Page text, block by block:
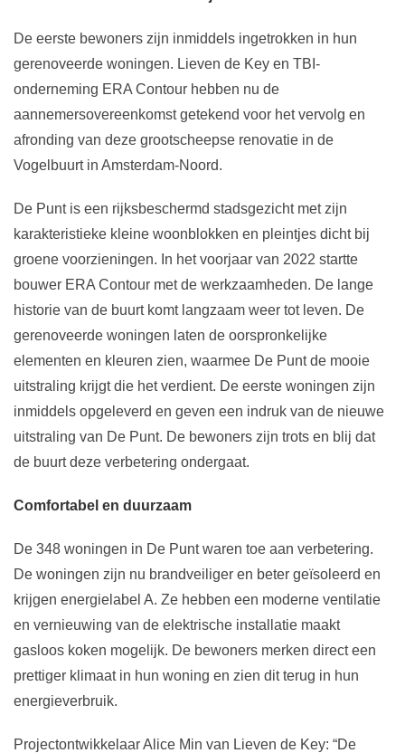
De eerste bewoners zijn inmiddels ingetrokken in hun
gerenoveerde woningen. Lieven de Key en TBI-
onderneming ERA Contour hebben nu de
aannemersovereenkomst getekend voor het vervolg en
afronding van deze grootscheepse renovatie in de
Vogelbuurt in Amsterdam-Noord.
De Punt is een rijksbeschermd stadsgezicht met zijn
karakteristieke kleine woonblokken en pleintjes dicht bij
groene voorzieningen. In het voorjaar van 2022 startte
bouwer ERA Contour met de werkzaamheden. De lange
historie van de buurt komt langzaam weer tot leven. De
gerenoveerde woningen laten de oorspronkelijke
elementen en kleuren zien, waarmee De Punt de mooie
uitstraling krijgt die het verdient. De eerste woningen zijn
inmiddels opgeleverd en geven een indruk van de nieuwe
uitstraling van De Punt. De bewoners zijn trots en blij dat
de buurt deze verbetering ondergaat.
Comfortabel en duurzaam
De 348 woningen in De Punt waren toe aan verbetering.
De woningen zijn nu brandveiliger en beter geïsoleerd en
krijgen energielabel A. Ze hebben een moderne ventilatie
en vernieuwing van de elektrische installatie maakt
gasloos koken mogelijk. De bewoners merken direct een
prettiger klimaat in hun woning en zien dit terug in hun
energieverbruik.
Projectontwikkelaar Alice Min van Lieven de Key: “De